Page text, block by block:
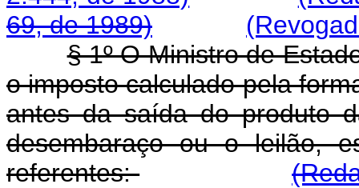
69, de 1989)
§ 1º O Ministro de
o imposto calculado pela
antes da saída do produto
desembaraço ou o leilão,
referentes: